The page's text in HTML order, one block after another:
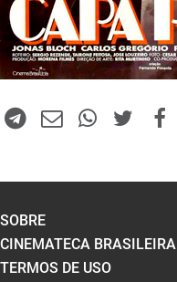
SOBRE
CINEMATECA BRASILEIRA
TERMOS DE USO